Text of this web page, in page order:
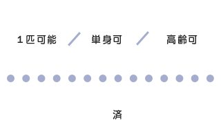
１匹可能 単身可 高齢可
済